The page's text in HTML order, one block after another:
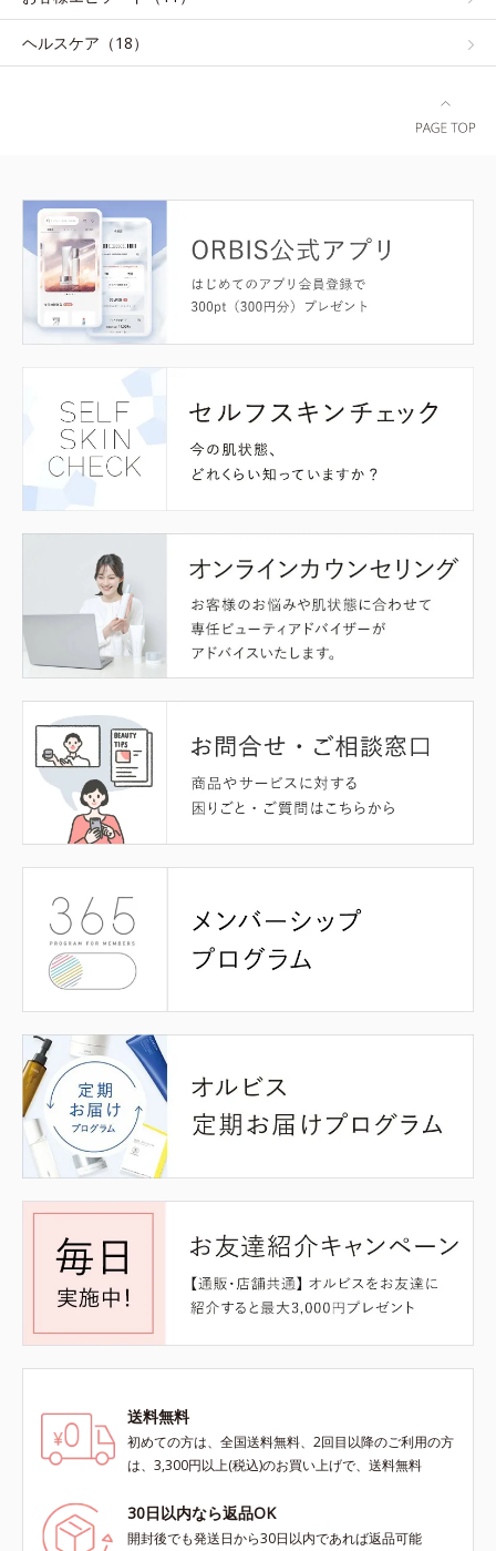
ヘルスケア（18）
送料無料
初めての方は、全国送料無料、2回目以降のご利用の方
は、3,300円以上(税込)のお買い上げで、送料無料
30日以内なら返品OK
開封後でも発送日から30日以内であれば返品可能